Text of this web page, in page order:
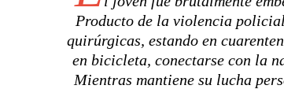
Producto de la violencia
quirúrgicas, estando en
en bicicleta, conectarse con la
Mientras mantiene su lucha